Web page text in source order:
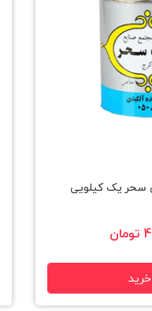
سحر یک کیلویی
خرید